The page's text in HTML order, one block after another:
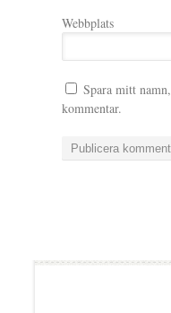
Webbplats
Spara mitt
kommentar.